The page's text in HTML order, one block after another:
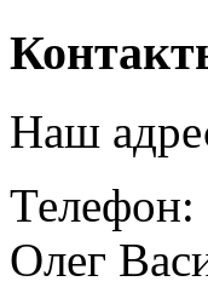
Наш
Телефон:
Олег